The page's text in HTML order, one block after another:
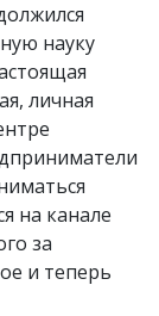
науку
личная
на канале
за
и теперь